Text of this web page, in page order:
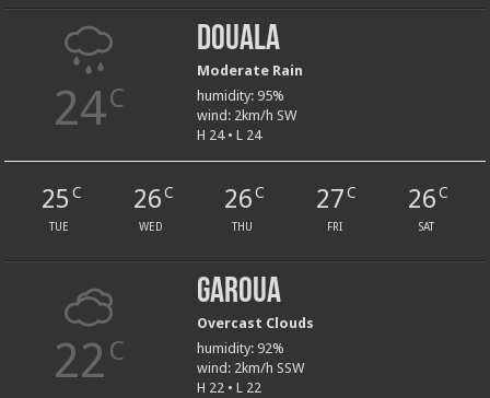
24C
Douala
Moderate Rain
humidity: 95%
wind: 2km/h SW
H 24 • L 24
25 C
TUE
26C
WED
26 C
THU
27 C
FRI
26C
SAT
22 C
Garoua
Overcast Clouds
humidity: 92%
wind: 2km/h SSW
H 22 • L 22